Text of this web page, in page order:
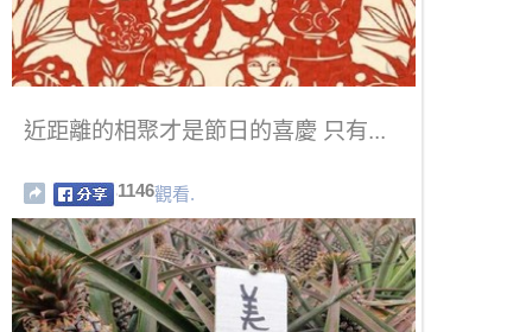
近距離的相聚才是節日的喜慶 只有...
1146觀看.